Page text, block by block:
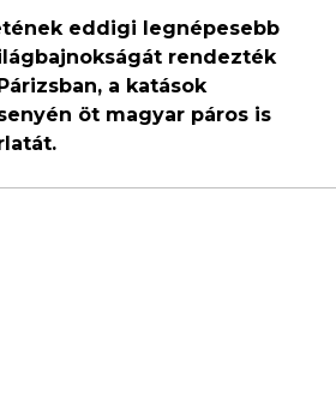
eddigi legnépesebb
rendezték
a katások
öt magyar páros is